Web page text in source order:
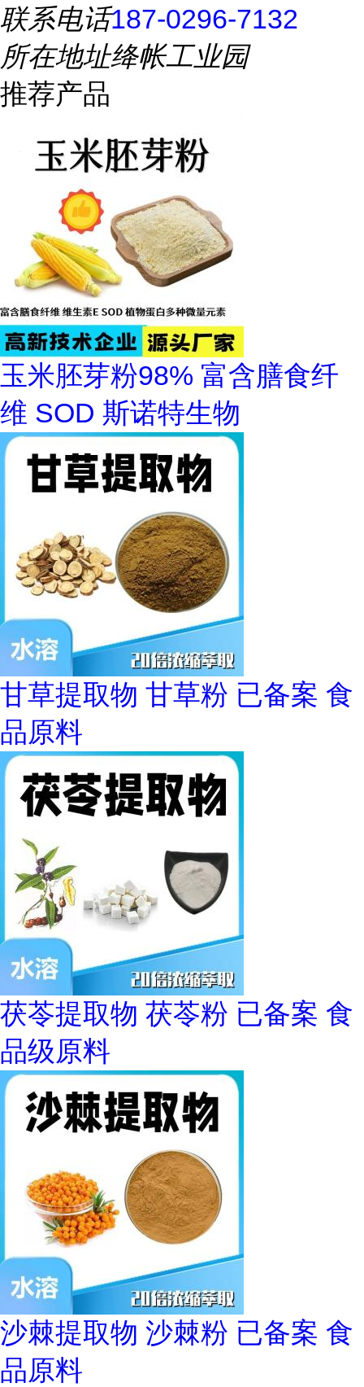
联系电话187-0296-7132
所在地址绛帐工业园
推荐产品
玉米胚芽粉98% 富含膳食纤
维 SOD 斯诺特生物
甘草提取物 甘草粉 已备案 食
品原料
茯苓提取物 茯苓粉 已备案 食
品级原料
沙棘提取物 沙棘粉 已备案 食
品原料